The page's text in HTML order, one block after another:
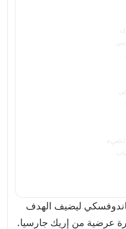
ليضيف الهدف
عرضية من إريك جارسيا.